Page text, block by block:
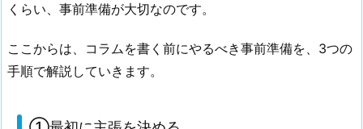
め
2.
主
くらい、事前準備が大切なのです。
ここからは、コラムを書く前にやるべき事前準備を、3つの
手順で解説していきます。